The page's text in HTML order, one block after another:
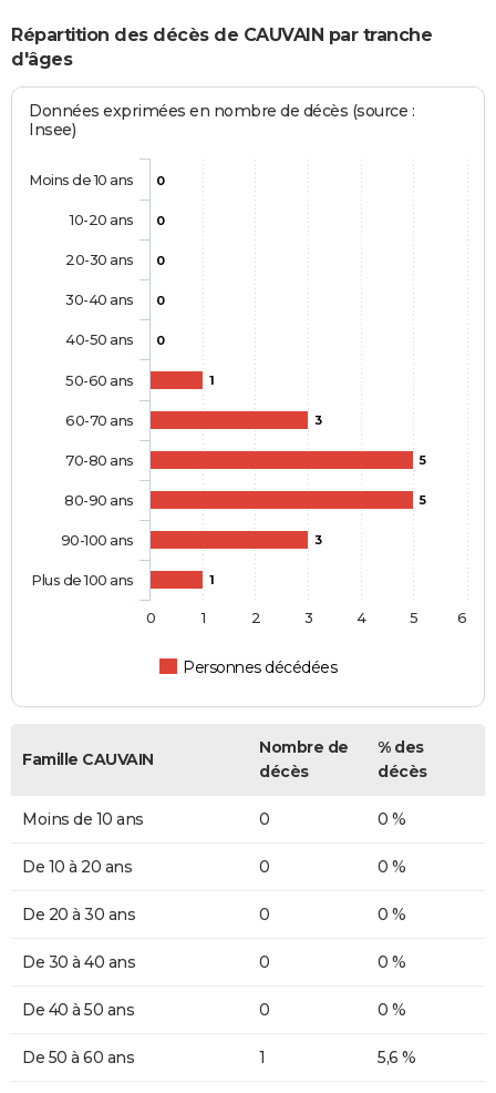
Répartition des décès de CAUVAIN par tranche
d'âges
Données exprimées en nombre de décès (source :
Insee)
0
0
0
0
0
1
3
5
5
3
1
Personnes décédées
Moins de 10 ans
10-20 ans
20-30 ans
30-40 ans
40-50 ans
50-60 ans
60-70 ans
70-80 ans
80-90 ans
90-100 ans
Plus de 100 ans
0 1 2 3 4 5 6
Famille CAUVAIN
Nombre de
décès
% des
décès
Moins de 10 ans 0 0 %
De 10 à 20 ans 0 0 %
De 20 à 30 ans 0 0 %
De 30 à 40 ans 0 0 %
De 40 à 50 ans 0 0 %
De 50 à 60 ans 1 5,6 %